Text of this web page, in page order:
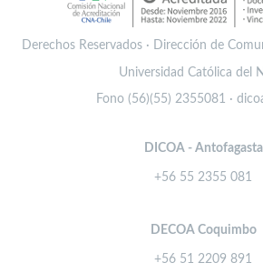
Derechos Reservados · Dirección de
Universidad Católica del
Fono (56)(55) 2355081 ·
DICOA - Antofagasta
+56 55 2355 081
DECOA Coquimbo
+56 51 2209 891